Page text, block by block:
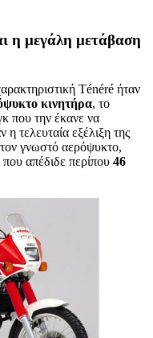
η μεγάλη μετάβαση
Ténéré ήταν
κινητήρα, το
που την έκανε να
τελευταία εξέλιξη της
γνωστό αερόψυκτο,
που απέδιδε περίπου 46